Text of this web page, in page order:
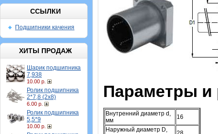
ССЫЛКИ
Подшипники качения
ХИТЫ ПРОДАЖ
Шарик подшипника
7,938
10.00 р.
Ролик подшипника
2*7,8 (2х8)
6.00 р.
Ролик подшипника
5,5*9
10.00 р.
Параметры и
Внутренний диаметр d,
мм
16
Наружный диаметр D,